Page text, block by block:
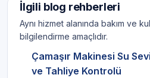
İlgili blog rehberleri
Aynı hizmet alanında bakım ve
bilgilendirme amaçlıdır.
Çamaşır Makinesi Su
ve Tahliye Kontrolü